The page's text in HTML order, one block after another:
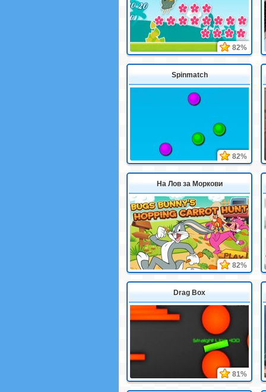
82%
Spinmatch
82%
На Лов за Моркови
82%
Drag Box
81%